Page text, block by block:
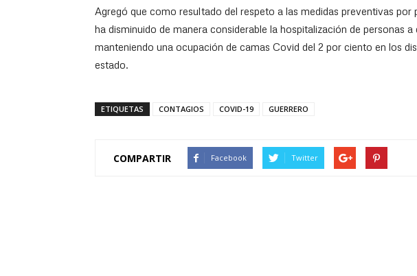
Agregó que como resultado del respeto a las medidas preventivas por
ha disminuido de manera considerable la hospitalización de personas
manteniendo una ocupación de camas Covid del 2 por ciento en los
estado.
ETIQUETAS CONTAGIOS COVID-19 GUERRERO
COMPARTIR Facebook Twitter